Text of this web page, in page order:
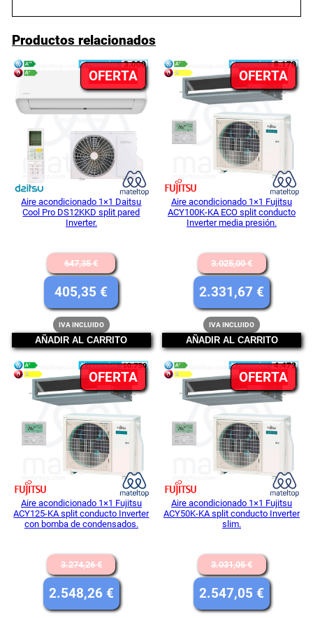
Acondicionado 1×1.
Solo los usuarios registrados que hayan comprado este producto
pueden hacer una valoración.
Productos relacionados
OFERTAPRODUCTO
EN
OFERTA
Aire acondicionado 1×1 Daitsu
Cool Pro DS12KKD split pared
Inverter.
647,35€
El
precio
original
era:
647,35 €.
405,35€
El
precio
actual
es:
405,35 €.
IVA INCLUIDO
AÑADIR AL CARRITO
OFERTA
EN
Aire acondicionado 1×1 Fujitsu
ACY100K-KA ECO split conducto
Inverter media presión.
3.025,00€
El
precio
original
era:
3.025,00
2.331,67€ El
precio
actual
es:
IVA INCLUIDO
AÑADIR AL CARRITO
OFERTAPRODUCTO
EN
OFERTA
Aire acondicionado 1×1 Fujitsu
ACY125-KA split conducto Inverter
con bomba de condensados.
3.274,26€
El
precio
original
2.548,26 € El
precio
OFERTA
EN
Aire acondicionado 1×1 Fujitsu
ACY50K-KA split conducto Inverter
slim.
3.031,05€
El
precio
original
2.547,05€ El
precio